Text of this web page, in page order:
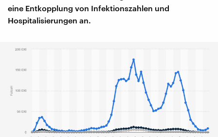
eine Entkopplung von Infektionszahlen und
Hospitalisierungen an.